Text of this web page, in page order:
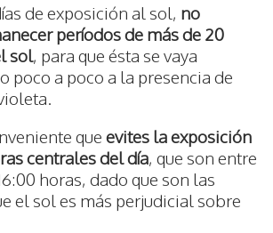
de exposición al sol, no
períodos de más de 20
sol, para que ésta se vaya
poco a poco a la presencia de
que evites la exposición
centrales del día, que son entre
horas, dado que son las
el sol es más perjudicial sobre